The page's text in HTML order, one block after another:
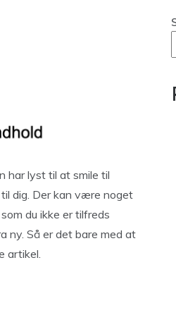
har lyst til at smile til
til dig. Der kan være noget
du ikke er tilfreds
ny. Så er det bare med at
artikel.